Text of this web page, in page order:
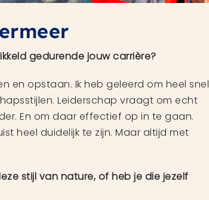
gedurende jouw carrière?
en opstaan. Ik heb geleerd om heel snel
Leiderschap vraagt om echt
En om daar effectief op in te gaan.
heel duidelijk te zijn. Maar altijd met
stijl van nature, of heb je die jezelf